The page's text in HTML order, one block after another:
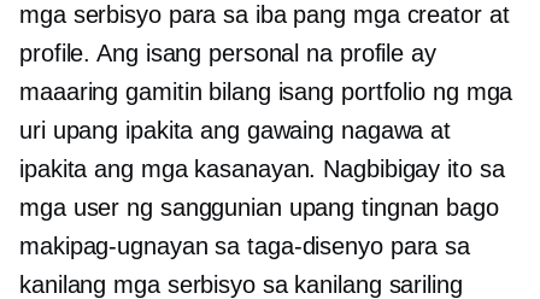
mga serbisyo para sa iba pang mga creator at
profile. Ang isang personal na profile ay
maaaring gamitin bilang isang portfolio ng mga
uri upang ipakita ang gawaing nagawa at
ipakita ang mga kasanayan. Nagbibigay ito sa
mga user ng sanggunian upang tingnan bago
makipag-ugnayan sa taga-disenyo para sa
kanilang mga serbisyo sa kanilang sariling